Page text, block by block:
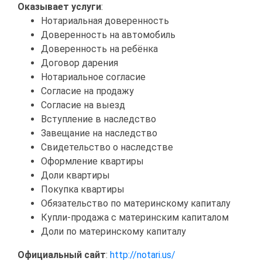
Оказывает услуги:
Нотариальная доверенность
Доверенность на автомобиль
Доверенность на ребёнка
Договор дарения
Нотариальное согласие
Согласие на продажу
Согласие на выезд
Вступление в наследство
Завещание на наследство
Свидетельство о наследстве
Оформление квартиры
Доли квартиры
Покупка квартиры
Обязательство по материнскому капиталу
Купли-продажа с материнским капиталом
Доли по материнскому капиталу
Официальный сайт: http://notari.us/